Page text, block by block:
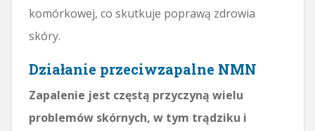
komórkowej, co skutkuje poprawą zdrowia
skóry.
Działanie przeciwzapalne NMN
Zapalenie jest częstą przyczyną wielu
problemów skórnych, w tym trądziku i